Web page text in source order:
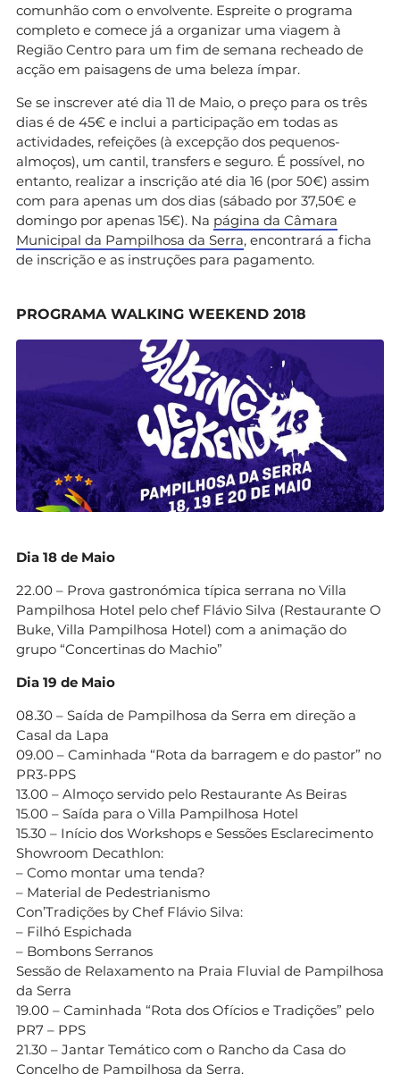
comunhão com o envolvente. Espreite o programa
completo e comece já a organizar uma viagem à
Região Centro para um fim de semana recheado de
acção em paisagens de uma beleza ímpar.
Se se inscrever até dia 11 de Maio, o preço para os três
dias é de 45€ e inclui a participação em todas as
actividades, refeições (à excepção dos pequenos-
almoços), um cantil, transfers e seguro. É possível, no
entanto, realizar a inscrição até dia 16 (por 50€) assim
com para apenas um dos dias (sábado por 37,50€ e
domingo por apenas 15€). Na página da Câmara
Municipal da Pampilhosa da Serra, encontrará a ficha
de inscrição e as instruções para pagamento.
PROGRAMA WALKING WEEKEND 2018
Dia 18 de Maio
22.00 – Prova gastronómica típica serrana no Villa
Pampilhosa Hotel pelo chef Flávio Silva (Restaurante O
Buke, Villa Pampilhosa Hotel) com a animação do
grupo “Concertinas do Machio”
Dia 19 de Maio
08.30 – Saída de Pampilhosa da Serra em direção a
Casal da Lapa
09.00 – Caminhada “Rota da barragem e do pastor” no
PR3-PPS
13.00 – Almoço servido pelo Restaurante As Beiras
15.00 – Saída para o Villa Pampilhosa Hotel
15.30 – Início dos Workshops e Sessões Esclarecimento
Showroom Decathlon:
– Como montar uma tenda?
– Material de Pedestrianismo
Con’Tradições by Chef Flávio Silva:
– Filhó Espichada
– Bombons Serranos
Sessão de Relaxamento na Praia Fluvial de Pampilhosa
da Serra
19.00 – Caminhada “Rota dos Ofícios e Tradições” pelo
PR7 – PPS
21.30 – Jantar Temático com o Rancho da Casa do
Concelho de Pampilhosa da Serra.